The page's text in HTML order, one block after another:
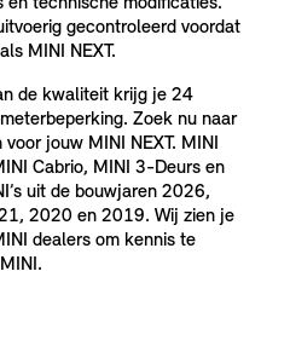
gecontroleerd voordat
MINI NEXT.
de kwaliteit krijg je 24
Zoek nu naar
jouw MINI NEXT. MINI
Cabrio, MINI 3-Deurs en
uit de bouwjaren 2026,
2020 en 2019. Wij zien je
dealers om kennis te